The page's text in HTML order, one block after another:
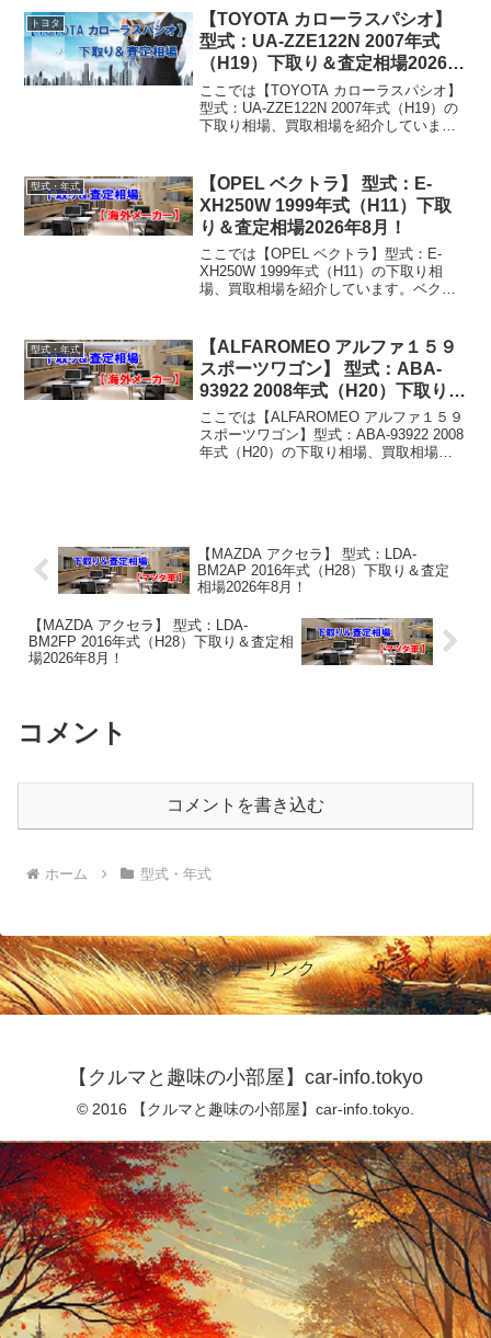
取り相場：マイナス1万円～3...
トヨタ
【TOYOTA カローラスパシオ】
型式：UA-ZZE122N 2007年式
（H19）下取り＆査定相場2026年
8月！
ここでは【TOYOTA カローラスパシオ】
型式：UA-ZZE122N 2007年式（H19）の
下取り相場、買取相場を紹介していま
り相場：マイナス1万円...
型式・年式
【OPEL ベクトラ】 型式：E-
XH250W 1999年式（H11）下取
り＆査定相場2026年8月！
ここでは【OPEL ベクトラ】型式：E-
XH250W 1999年式（H11）の下取り相
場、買取相場を紹介しています。ベクト
～5万円買取り相場：マイナス...
型式・年式
【ALFAROMEO アルファ１５９
スポーツワゴン】 型式：ABA-
93922 2008年式（H20）下取り＆
査定相場2026年8月！
ここでは【ALFAROMEO アルファ１５９
スポーツワゴン】型式：ABA-93922 2008
年式（H20）の下取り相場、買取相場を
【MAZDA アクセラ】 型式：LDA-
BM2AP 2016年式（H28）下取り＆査定
相場2026年8月！
【MAZDA アクセラ】 型式：LDA-
BM2FP 2016年式（H28）下取り＆査定相
場2026年8月！
コメント
コメントを書き込む
ホーム 型式・年式
スポンサーリンク
【クルマと趣味の小部屋】car-info.tokyo
© 2016 【クルマと趣味の小部屋】car-info.tokyo.